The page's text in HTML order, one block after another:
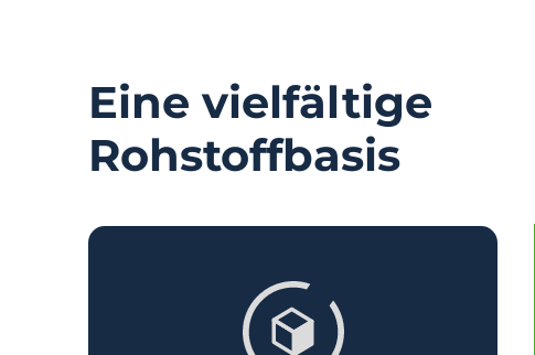
Eine vielfältige
Rohstoffbasis